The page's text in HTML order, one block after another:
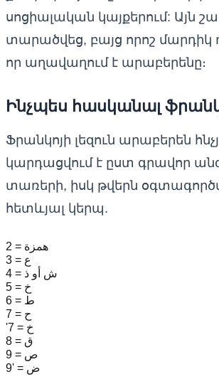
սոցիալական կայքերում: Այն
տարածվեց, բայց որոշ մարդիկ
որ աղավաղում է արաբերենը։
Ինչպես հասկանալ
Ֆրանկոյի լեզուն արաբերեն
կարդացվում է ըստ գրավոր
տառերի, իսկ թվերն
հետևյալ կերպ.
2 = همزة
3 = ع
4 = ش أو ذ
5 = خ
6 = ط
7 = ح
'7 = خ
8 = ق
9 = ص
9' = ض